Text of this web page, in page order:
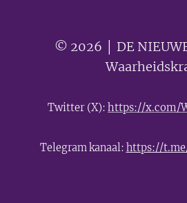
© 2026 │ DE
Twitter (X): https://x.com/
Telegram kanaal: https://